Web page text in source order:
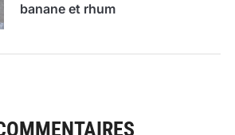
banane et rhum